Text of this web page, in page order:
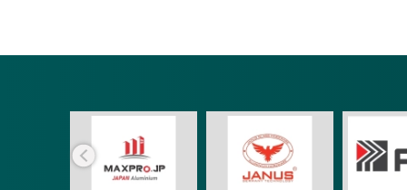
Cửa Nhôm Hệ Slim Hậu Giang Cửa Nhôm Hệ Slim
Cửa Nhôm Hệ Slim Lạng Sơn Cửa Nhôm Hệ Slim
Cửa Nhôm Hệ Slim Ninh Bình Cửa Nhôm Hệ Slim
Cửa Nhôm Hệ Slim Quảng Bình Cửa Nhôm Hệ Slim